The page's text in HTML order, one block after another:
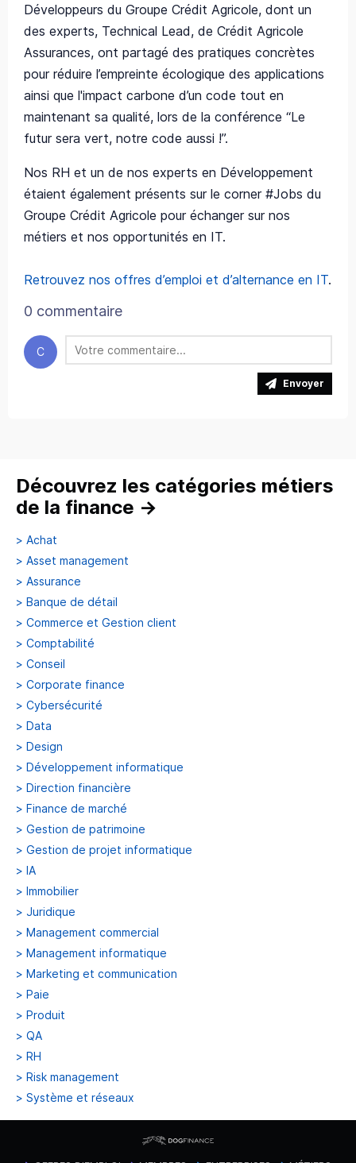
Développeurs du Groupe Crédit Agricole, dont un
des experts, Technical Lead, de Crédit Agricole
Assurances, ont partagé des pratiques concrètes
pour réduire l’empreinte écologique des applications
ainsi que l'impact carbone d’un code tout en
maintenant sa qualité, lors de la conférence “Le
futur sera vert, notre code aussi !”.
Nos RH et un de nos experts en Développement
étaient également présents sur le corner #Jobs du
Groupe Crédit Agricole pour échanger sur nos
métiers et nos opportunités en IT.
Retrouvez nos offres d’emploi et d’alternance en IT.
0 commentaire
C
Envoyer
Découvrez les catégories métiers
de la finance →
> Achat
> Asset management
> Assurance
> Banque de détail
> Commerce et Gestion client
> Comptabilité
> Conseil
> Corporate finance
> Cybersécurité
> Data
> Design
> Développement informatique
> Direction financière
> Finance de marché
> Gestion de patrimoine
> Gestion de projet informatique
> IA
> Immobilier
> Juridique
> Management commercial
> Management informatique
> Marketing et communication
> Paie
> Produit
> QA
> RH
> Risk management
> Système et réseaux